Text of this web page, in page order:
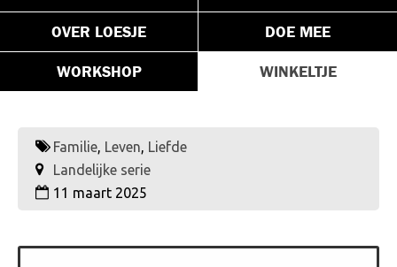
OVER LOESJE DOE MEE
WORKSHOP WINKELTJE
Familie, Leven, Liefde
Landelijke serie
11 maart 2025